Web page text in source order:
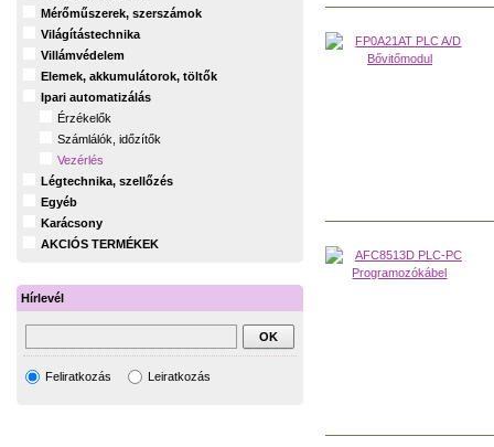
Mérőműszerek, szerszámok
Világítástechnika
Villámvédelem
Elemek, akkumulátorok, töltők
Ipari automatizálás
Érzékelők
Számlálók, időzítők
Vezérlés
Légtechnika, szellőzés
Egyéb
Karácsony
AKCIÓS TERMÉKEK
Hírlevél
Feliratkozás Leiratkozás